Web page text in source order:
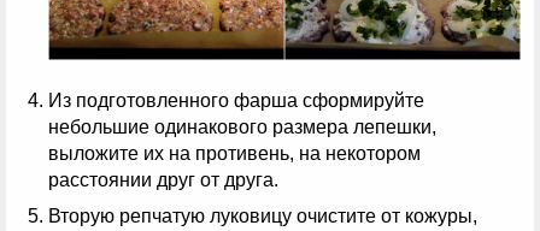
Из подготовленного фарша сформируйте
небольшие одинакового размера лепешки,
выложите их на противень, на некотором
расстоянии друг от друга.
Вторую репчатую луковицу очистите от кожуры,